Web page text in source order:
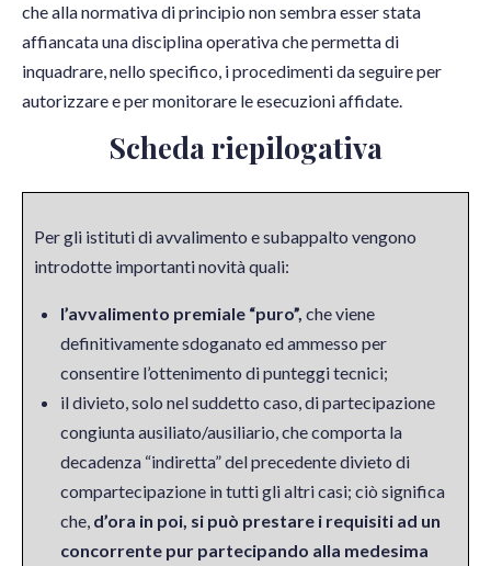
che alla normativa di principio non sembra esser stata
affiancata una disciplina operativa che permetta di
inquadrare, nello specifico, i procedimenti da seguire per
autorizzare e per monitorare le esecuzioni affidate.
Scheda riepilogativa
Per gli istituti di avvalimento e subappalto vengono
introdotte importanti novità quali:
l’avvalimento premiale “puro”, che viene
definitivamente sdoganato ed ammesso per
consentire l’ottenimento di punteggi tecnici;
il divieto, solo nel suddetto caso, di partecipazione
congiunta ausiliato/ausiliario, che comporta la
decadenza “indiretta” del precedente divieto di
compartecipazione in tutti gli altri casi; ciò significa
che, d’ora in poi, si può prestare i requisiti ad un
concorrente pur partecipando alla medesima